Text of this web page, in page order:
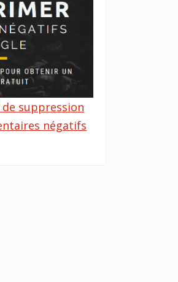
de suppression
négatifs